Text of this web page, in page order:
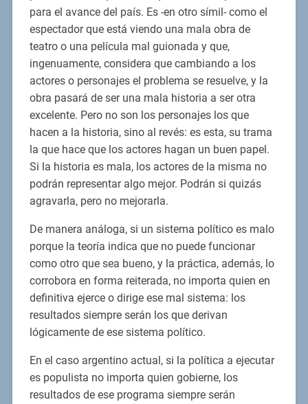
para el avance del país. Es -en otro símil- como el
espectador que está viendo una mala obra de
teatro o una película mal guionada y que,
ingenuamente, considera que cambiando a los
actores o personajes el problema se resuelve, y la
obra pasará de ser una mala historia a ser otra
excelente. Pero no son los personajes los que
hacen a la historia, sino al revés: es esta, su trama
la que hace que los actores hagan un buen papel.
Si la historia es mala, los actores de la misma no
podrán representar algo mejor. Podrán si quizás
agravarla, pero no mejorarla.
De manera análoga, si un sistema político es malo
porque la teoría indica que no puede funcionar
como otro que sea bueno, y la práctica, además, lo
corrobora en forma reiterada, no importa quien en
definitiva ejerce o dirige ese mal sistema: los
resultados siempre serán los que derivan
lógicamente de ese sistema político.
En el caso argentino actual, si la política a ejecutar
es populista no importa quien gobierne, los
resultados de ese programa siempre serán